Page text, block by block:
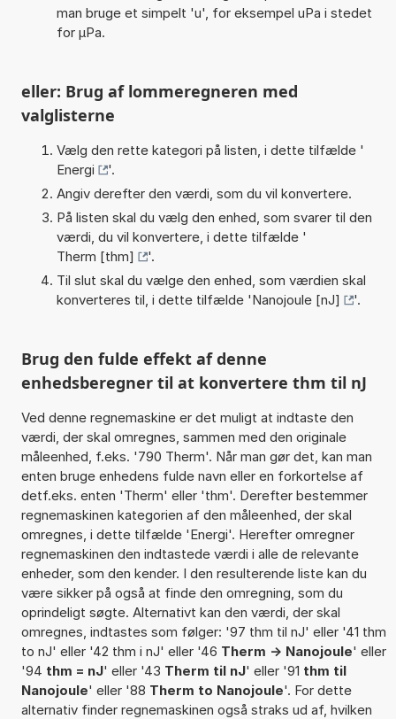
man bruge et simpelt 'u', for eksempel uPa i stedet
for µPa.
eller: Brug af lommeregneren med
valglisterne
Vælg den rette kategori på listen, i dette tilfælde '
Energi
'.
Angiv derefter den værdi, som du vil konvertere.
På listen skal du vælg den enhed, som svarer til den
værdi, du vil konvertere, i dette tilfælde '
Therm [thm]
'.
Til slut skal du vælge den enhed, som værdien skal
konverteres til, i dette tilfælde 'Nanojoule [nJ] '.
Brug den fulde effekt af denne
enhedsberegner til at konvertere thm til nJ
Ved denne regnemaskine er det muligt at indtaste den
værdi, der skal omregnes, sammen med den originale
måleenhed, f.eks. '790 Therm'. Når man gør det, kan man
enten bruge enhedens fulde navn eller en forkortelse af
detf.eks. enten 'Therm' eller 'thm'. Derefter bestemmer
regnemaskinen kategorien af den måleenhed, der skal
omregnes, i dette tilfælde 'Energi'. Herefter omregner
regnemaskinen den indtastede værdi i alle de relevante
enheder, som den kender. I den resulterende liste kan du
være sikker på også at finde den omregning, som du
oprindeligt søgte. Alternativt kan den værdi, der skal
omregnes, indtastes som følger: '97 thm til nJ' eller '41 thm
to nJ' eller '42 thm i nJ' eller '46 Therm -> Nanojoule' eller
'94 thm = nJ' eller '43 Therm til nJ' eller '91 thm til
Nanojoule' eller '88 Therm to Nanojoule'. For dette
alternativ finder regnemaskinen også straks ud af, hvilken